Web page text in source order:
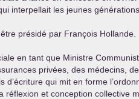
interpellait les jeunes
présidé par François Hollande.
en tant que Ministre
privées, des médecins,
qui mit en forme
réflexion et conception collective